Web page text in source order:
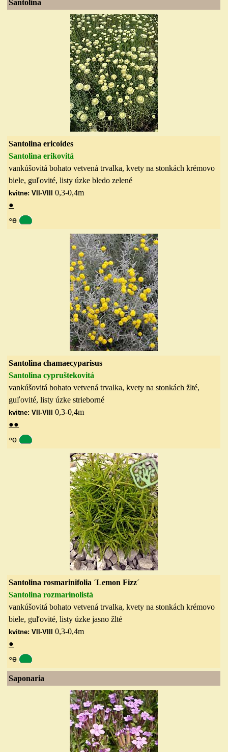
Santolina
Santolina ericoides
Santolina erikovitá
vankúšovitá bohato vetvená trvalka, kvety na stonkách krémovo
biele, guľovité, listy úzke bledo zelené
kvitne: VII-VIII 0,3-0,4m
●
◦ө
Santolina chamaecyparisus
Santolina cypruštekovitá
vankúšovitá bohato vetvená trvalka, kvety na stonkách žlté,
guľovité, listy úzke strieborné
kvitne: VII-VIII 0,3-0,4m
●●
◦ө
Santolina rosmarinifolia ´Lemon Fizz´
Santolina rozmarinolistá
vankúšovitá bohato vetvená trvalka, kvety na stonkách krémovo
biele, guľovité, listy úzke jasno žlté
kvitne: VII-VIII 0,3-0,4m
●
◦ө
Saponaria